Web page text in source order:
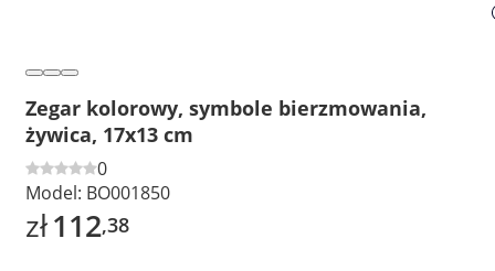
Zegar kolorowy, symbole bierzmowania,
żywica, 17x13 cm
0
Model: BO001850
zł112,38